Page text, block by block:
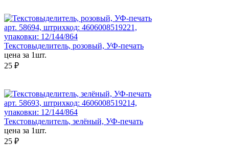
арт. 58694, штрихкод: 4606008519221,
упаковки: 12/144/864
Текстовыделитель, розовый, УФ-печать
цена за 1шт.
25 ₽
арт. 58693, штрихкод: 4606008519214,
упаковки: 12/144/864
Текстовыделитель, зелёный, УФ-печать
цена за 1шт.
25 ₽